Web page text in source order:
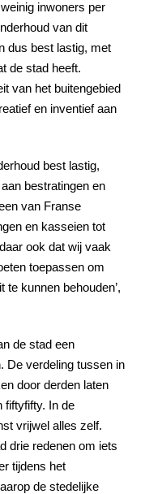
inwoners per
van dit
dus best lastig, met
de stad heeft.
van het buitengebied
en inventief aan
best lastig,
bestratingen en
van Franse
en kasseien tot
ook dat wij vaak
toepassen om
te kunnen behouden’,
de stad een
De verdeling tussen in
door derden laten
fiftyfifty. In de
vrijwel alles zelf.
drie redenen om iets
tijdens het
de stedelijke